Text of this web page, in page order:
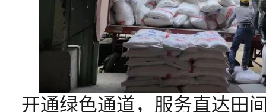
开通绿色通道，服务直达田